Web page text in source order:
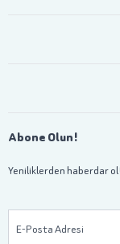
Abone Olun!
Yeniliklerden haberdar ol!
E-Posta Adresi